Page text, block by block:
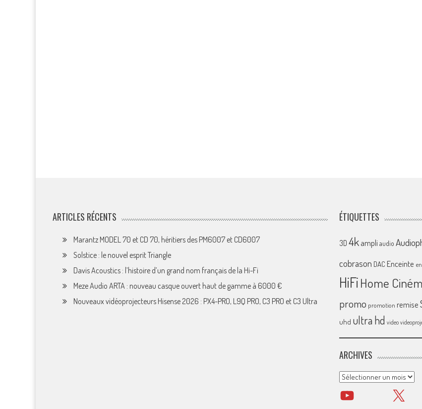
ARTICLES RÉCENTS
Marantz MODEL 70 et CD 70, héritiers des PM6007 et CD6007
Solstice : le nouvel esprit Triangle
Davis Acoustics : l’histoire d’un grand nom français de la Hi-Fi
Meze Audio ARTA : nouveau casque ouvert haut de gamme à 6000 €
Nouveaux vidéoprojecteurs Hisense 2026 : PX4-PRO, L9Q PRO, C3 PRO et C3 Ultra
ÉTIQUETTES
3D 4k ampliaudio
cobrason DAC Enceinte
HiFiHome
promo promotion remise
uhd ultra hd video
ARCHIVES
Archives
YouTube X